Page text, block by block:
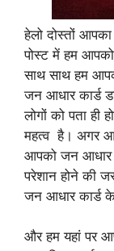
हेलो दोस्तों
पोस्ट में हम
साथ साथ हम
जन आधार कार्ड
लोगों को पता
महत्व है। अगर
आपको जन आधार
परेशान होने की
जन आधार कार्ड के
और हम यहां पर